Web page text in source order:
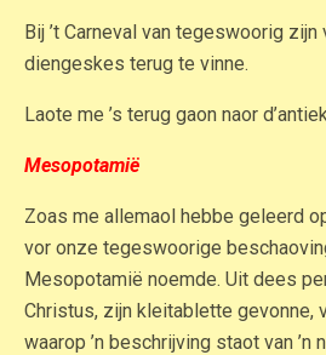
Bij ’t Carneval van tegeswoorig
diengeskes terug te vinne.
Laote me ’s terug gaon naor
Mesopotamië
Zoas me allemaol hebbe geleerd
vor onze tegeswoorige
Mesopotamië noemde. Uit dees
Christus, zijn kleitablette gevonne,
waarop ’n beschrijving staot van